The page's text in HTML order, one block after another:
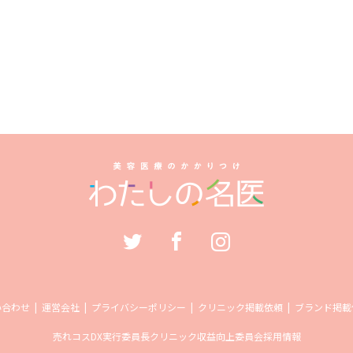
わせ 運営会社 プライバシーポリシー クリニック掲載依頼 ブランド掲
売れコスDX実行委員長クリニック収益向上委員会採用情報